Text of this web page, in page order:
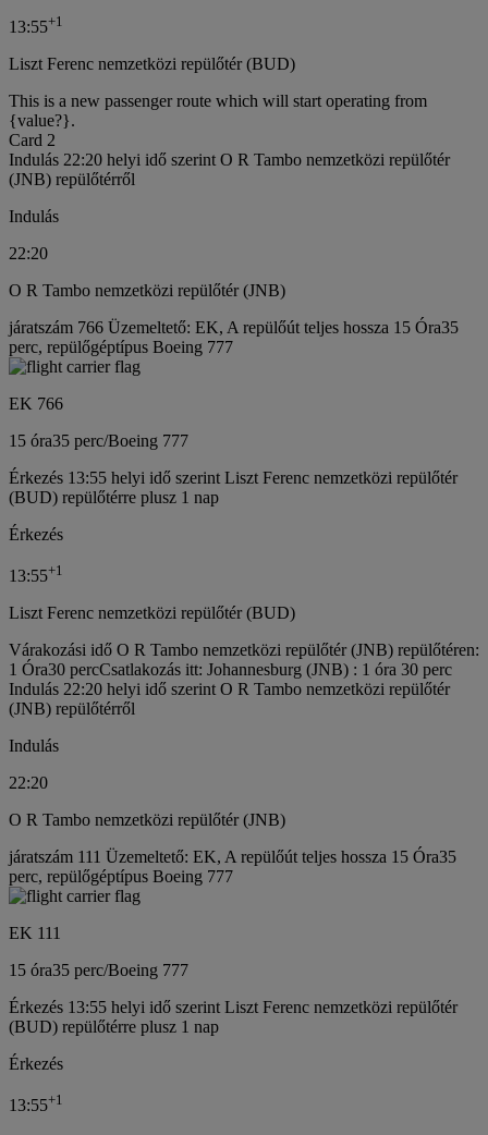
13:55+1
Liszt Ferenc nemzetközi repülőtér (BUD)
This is a new passenger route which will start operating from
{value?}.
Card 2
Indulás 22:20 helyi idő szerint O R Tambo nemzetközi repülőtér
(JNB) repülőtérről
Indulás
22:20
O R Tambo nemzetközi repülőtér (JNB)
járatszám 766 Üzemeltető: EK, A repülőút teljes hossza 15 Óra35
perc, repülőgéptípus Boeing 777
EK 766
15 óra35 perc/Boeing 777
Érkezés 13:55 helyi idő szerint Liszt Ferenc nemzetközi repülőtér
(BUD) repülőtérre plusz 1 nap
Érkezés
13:55+1
Liszt Ferenc nemzetközi repülőtér (BUD)
Várakozási idő O R Tambo nemzetközi repülőtér (JNB) repülőtéren:
1 Óra30 percCsatlakozás itt: Johannesburg (JNB) : 1 óra 30 perc
Indulás 22:20 helyi idő szerint O R Tambo nemzetközi repülőtér
(JNB) repülőtérről
Indulás
22:20
O R Tambo nemzetközi repülőtér (JNB)
járatszám 111 Üzemeltető: EK, A repülőút teljes hossza 15 Óra35
perc, repülőgéptípus Boeing 777
EK 111
15 óra35 perc/Boeing 777
Érkezés 13:55 helyi idő szerint Liszt Ferenc nemzetközi repülőtér
(BUD) repülőtérre plusz 1 nap
Érkezés
13:55+1